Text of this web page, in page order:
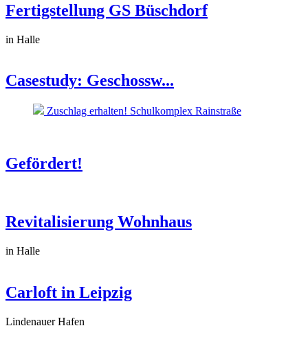
Fertigstellung GS Büschdorf
in Halle
Casestudy: Geschossw...
Zuschlag erhalten! Schulkomplex Rainstraße
Gefördert!
Revitalisierung Wohnhaus
in Halle
Carloft in Leipzig
Lindenauer Hafen